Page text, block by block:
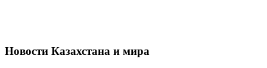
Новости Казахстана и мира